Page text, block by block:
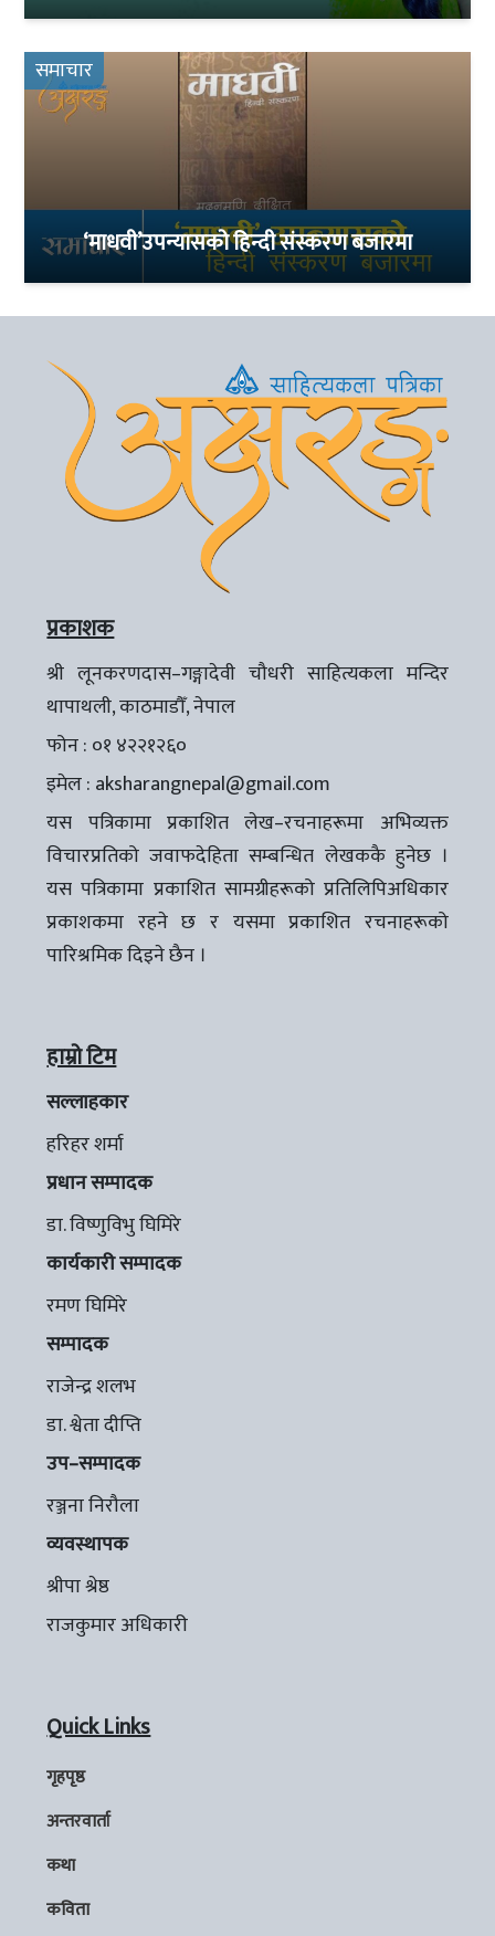
समाचार
‘माधवी’उपन्यासको हिन्दी संस्करण बजारमा
प्रकाशक
श्री लूनकरणदास–गङ्गादेवी चौधरी साहित्यकला मन्दिर
थापाथली, काठमाडौँ, नेपाल
फोन : ०१ ४२२१२६०
इमेल : aksharangnepal@gmail.com
यस पत्रिकामा प्रकाशित लेख–रचनाहरूमा अभिव्यक्त
विचारप्रतिको जवाफदेहिता सम्बन्धित लेखककै हुनेछ ।
यस पत्रिकामा प्रकाशित सामग्रीहरूको प्रतिलिपिअधिकार
प्रकाशकमा रहने छ र यसमा प्रकाशित रचनाहरूको
पारिश्रमिक दिइने छैन ।
हाम्रो टिम
सल्लाहकार
हरिहर शर्मा
प्रधान सम्पादक
डा. विष्णुविभु घिमिरे
कार्यकारी सम्पादक
रमण घिमिरे
सम्पादक
राजेन्द्र शलभ
डा. श्वेता दीप्ति
उप–सम्पादक
रञ्जना निरौला
व्यवस्थापक
श्रीपा श्रेष्ठ
राजकुमार अधिकारी
Quick Links
गृहपृष्ठ
अन्तरवार्ता
कथा
कविता